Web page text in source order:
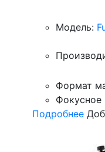
Модель:
Формат
Фокусное
Подробнее